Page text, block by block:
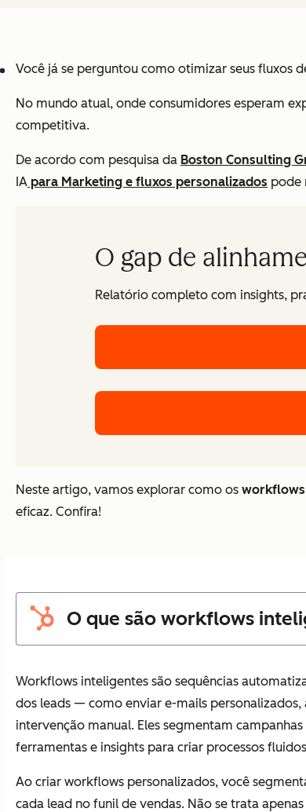
Você já se perguntou como otimizar seus fluxos
No mundo atual, onde consumidores esperam
competitiva.
De acordo com pesquisa da Boston Consulting
IA para Marketing e fluxos personalizados pode
O gap de
Relatório completo com insights,
Neste artigo, vamos explorar como os
eficaz. Confira!
O que são workflows
Workflows inteligentes são sequências
dos leads — como enviar e-mails
intervenção manual. Eles segmentam
ferramentas e insights para criar processos
Ao criar workflows personalizados, você
cada lead no funil de vendas. Não se trata